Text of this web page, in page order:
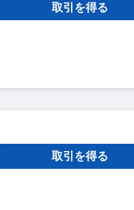
取引を得る
取引を得る